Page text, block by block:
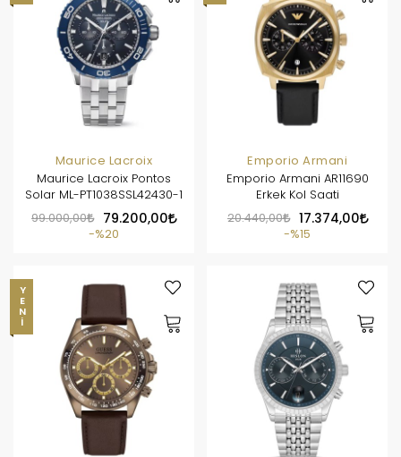
Maurice Lacroix
Maurice Lacroix Pontos
Solar ML-PT1038SSL42430-1
99.000,00
79.200,00
%20
Emporio Armani
Emporio Armani AR11690
Erkek Kol Saati
20.440,00
17.374,00
%15
YENI